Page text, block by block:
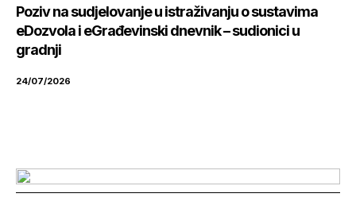
Poziv na sudjelovanje u istraživanju o sustavima
eDozvola i eGrađevinski dnevnik – sudionici u
gradnji
24/07/2026